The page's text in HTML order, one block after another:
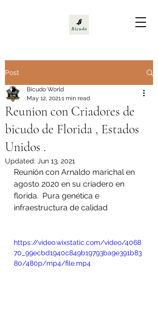
Post
Reunion con Criadores de
bicudo de Florida , Estados
Unidos .
Bicudo World
May 12, 20211 min read
Updated: Jun 13, 2021
Reunión con Arnaldo marichal en
agosto 2020 en su criadero en
florida.  Pura genética e
infraestructura de calidad
https://video.wixstatic.com/video/4068
70_99ecbd1940c849b19793ba9e391b83
80/480p/mp4/file.mp4